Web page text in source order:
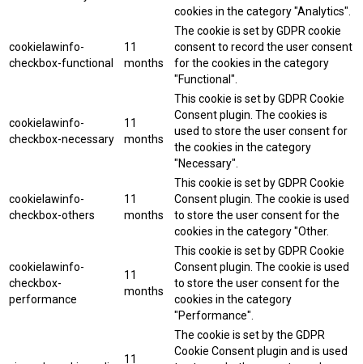
cookies in the category "Analytics".
cookielawinfo-
checkbox-functional
11
months
The cookie is set by GDPR cookie
consent to record the user consent
for the cookies in the category
"Functional".
cookielawinfo-
checkbox-necessary
11
months
This cookie is set by GDPR Cookie
Consent plugin. The cookies is
used to store the user consent for
the cookies in the category
"Necessary".
cookielawinfo-
checkbox-others
11
months
This cookie is set by GDPR Cookie
Consent plugin. The cookie is used
to store the user consent for the
cookies in the category "Other.
cookielawinfo-
checkbox-
performance
11
months
This cookie is set by GDPR Cookie
Consent plugin. The cookie is used
to store the user consent for the
cookies in the category
"Performance".
11
The cookie is set by the GDPR
Cookie Consent plugin and is used